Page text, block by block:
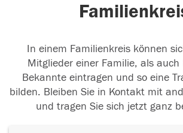
In einem Familienkreis können
Mitglieder einer Familie, als auch
Bekannte eintragen und so eine
bilden. Bleiben Sie in Kontakt mit
und tragen Sie sich jetzt ganz